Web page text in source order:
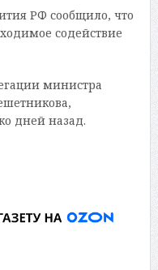
РФ сообщило, что
содействие
министра
дней назад.